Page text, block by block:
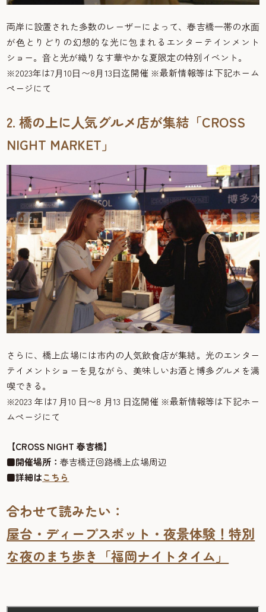
両岸に設置された多数のレーザーによって、春吉橋⼀帯の⽔⾯
が⾊とりどりの幻想的な光に包まれるエンターテインメント
ショー。⾳と光が織りなす華やかな夏限定の特別イベント。
※2023年は7⽉10⽇〜8⽉13⽇迄開催 ※最新情報等は下記ホーム
ページにて
2. 橋の上に⼈気グルメ店が集結「CROSS
NIGHT MARKET」
さらに、橋上広場には市内の⼈気飲⾷店が集結。光のエンター
テイメントショーを⾒ながら、美味しいお酒と博多グルメを満
喫できる。
※2023 年は7 ⽉10 ⽇〜8 ⽉13 ⽇迄開催 ※最新情報等は下記ホー
ムページにて
【CROSS NIGHT 春吉橋】
■開催場所：春吉橋迂回路橋上広場周辺
■詳細はこちら
合わせて読みたい：
屋台・ディープスポット・夜景体験！特別
な夜のまち歩き「福岡ナイトタイム」